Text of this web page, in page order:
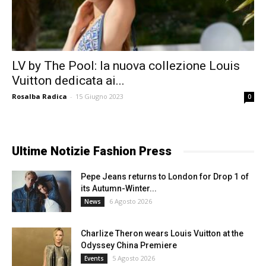
LV by The Pool: la nuova collezione Louis
Vuitton dedicata ai...
Rosalba Radica - 15 Giugno 2023 0
Ultime Notizie Fashion Press
Pepe Jeans returns to London for Drop 1 of
its Autumn-Winter...
News 6 Agosto 2026
Charlize Theron wears Louis Vuitton at the
Odyssey China Premiere
Events 5 Agosto 2026